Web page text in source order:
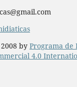
by Programa de
4.0